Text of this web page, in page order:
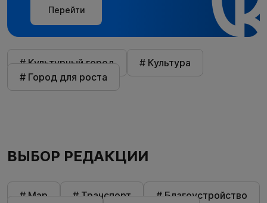
Перейти
# Культурный город
# Культура
# Город для роста
ВЫБОР РЕДАКЦИИ
# Мэр # Транспорт
# Благоустройство